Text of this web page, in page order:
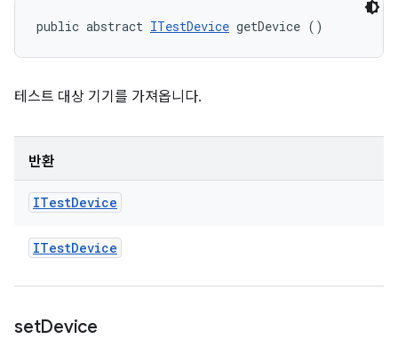
public abstract ITestDevice getDevice ()
테스트 대상 기기를 가져옵니다.
반환
ITestDevice
ITestDevice
setDevice